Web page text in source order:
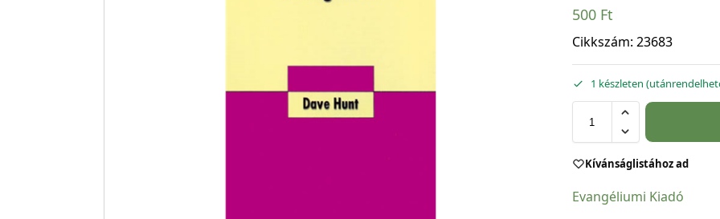
500 Ft
Cikkszám: 23683
1 készleten
Kívánságlistához ad
Evangéliumi Kiadó